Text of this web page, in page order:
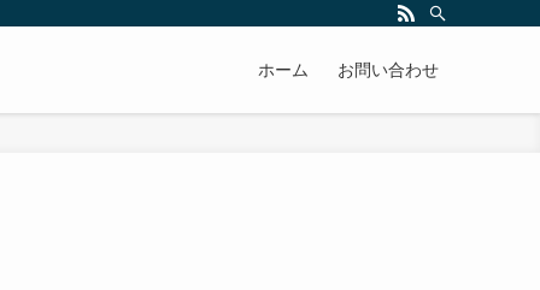
ホーム お問い合わせ